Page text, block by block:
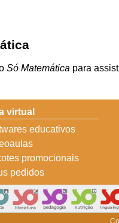
Só Matemática para
virtual
educativos
promocionais
pedidos